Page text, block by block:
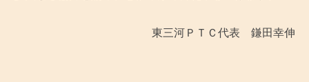
東三河ＰＴＣ代表 鎌田幸伸